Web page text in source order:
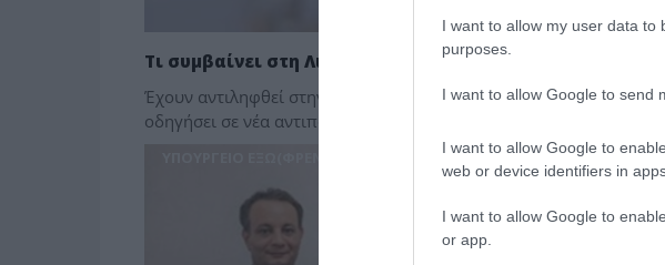
I want to allow my user data to
purposes.
I want to allow Google to send
I want to allow Google to
web or device identifiers in
I want to allow Google to
or app.
Τι συμβαίνει στη Λιβύη;
Έχουν αντιληφθεί στην Αθήνα τι συμβαίνει στη Λιβύη; Υπάρχει μια
οδηγήσει σε νέα αντιπαράθεση και εσωτερική σύγκρουση στη χώρα